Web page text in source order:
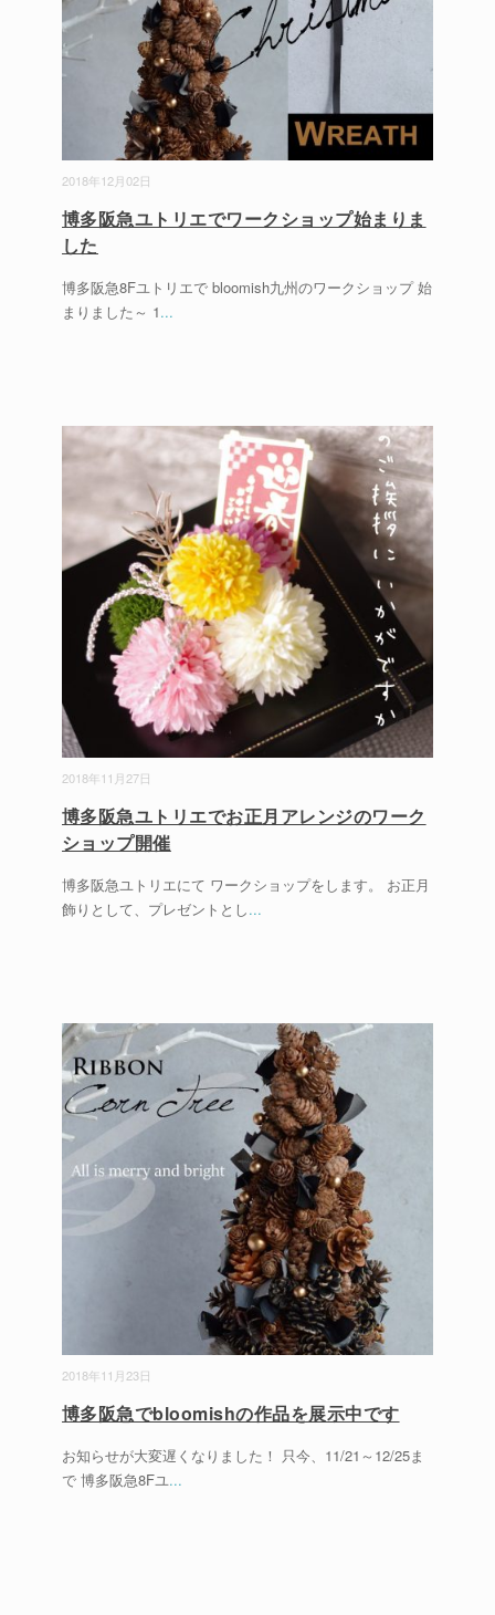
2018年12月02日
博多阪急ユトリエでワークショップ始まりま
した
博多阪急8Fユトリエで bloomish九州のワークショップ 始
まりました～ 1...
2018年11月27日
博多阪急ユトリエでお正月アレンジのワーク
ショップ開催
博多阪急ユトリエにて ワークショップをします。 お正月
飾りとして、プレゼントとし...
2018年11月23日
博多阪急でbloomishの作品を展示中です
お知らせが大変遅くなりました！ 只今、11/21～12/25ま
で 博多阪急8Fユ...